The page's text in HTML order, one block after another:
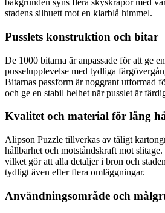
bakgrunden syns flera skyskrapor med
stadens silhuett mot en klarblå himmel.
Pusslets konstruktion och bitar
De 1000 bitarna är anpassade för att ge
pusselupplevelse med tydliga
Bitarnas passform är noggrant utformad
och ge en stabil helhet när pusslet är
Kvalitet och material för lång
Alipson Puzzle tillverkas av tåligt
hållbarhet och motståndskraft mot
vilket gör att alla detaljer i bron och
tydligt även efter flera omläggningar.
Användningsområde och